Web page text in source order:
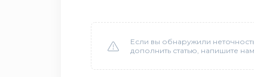
Если вы обнаружили
дополнить статью, напишите